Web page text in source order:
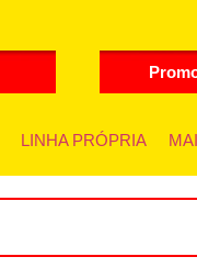
LINHA PRÓPRIA